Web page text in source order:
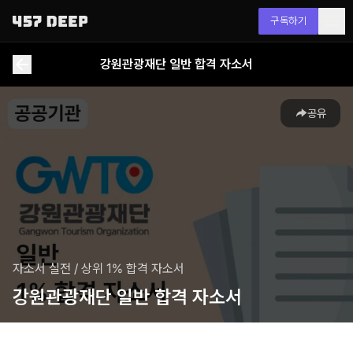
구독하기
강원관광재단 일반 합격 자소서
공유
자소서 실전 / 상위 1% 합격 자소서
강원관광재단 일반 합격 자소서